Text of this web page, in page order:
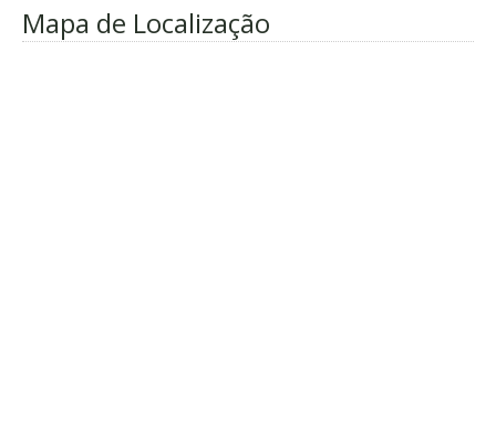
Mapa de Localização